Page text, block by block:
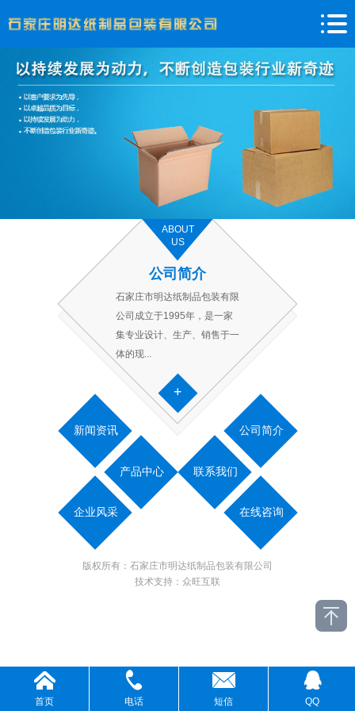
ABOUT
US
公司简介
石家庄市明达纸制品包装有限
公司成立于1995年，是一家
集专业设计、生产、销售于一
体的现...
+
新闻资讯
产品中心
企业风采
公司简介
联系我们
在线咨询
版权所有：石家庄市明达纸制品包装有限公司
技术支持： 众旺互联
首页 电话 短信 QQ